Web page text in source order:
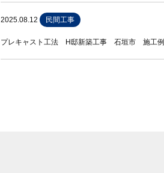
2025.08.12 民間工事
プレキャスト工法 H邸新築工事 石垣市 施工例